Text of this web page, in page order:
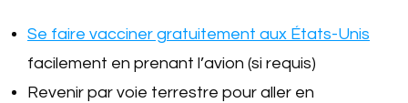
Se faire vacciner gratuitement aux États-Unis
facilement en prenant l’avion (si requis)
Revenir par voie terrestre pour aller en